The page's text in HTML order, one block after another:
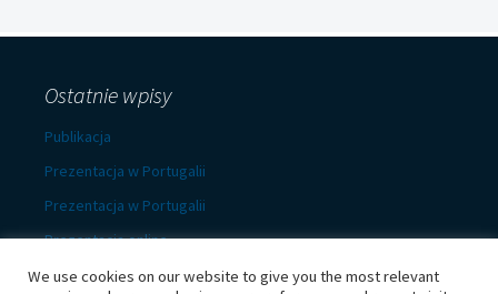
Ostatnie wpisy
Publikacja
Prezentacja w Portugalii
Prezentacja w Portugalii
Prezentacja online
Prezentacja w Warszawie
We use cookies on our website to give you the most relevant